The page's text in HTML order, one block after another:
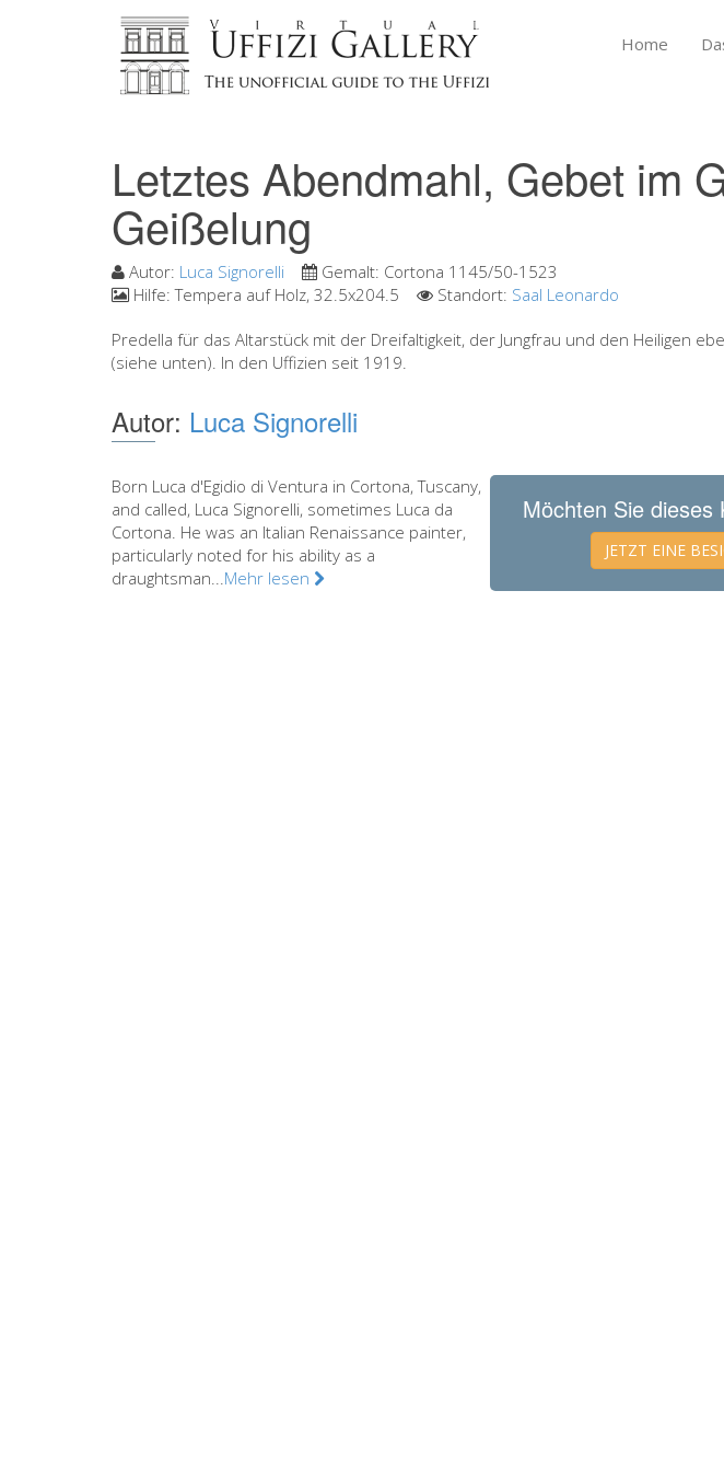
Home
Letztes Abendmahl, Gebet im
Geißelung
Autor: Luca Signorelli Gemalt: Cortona 1145/50-1523
Hilfe:Tempera auf Holz, 32.5x204.5 Standort: Saal Leonardo
Predella für das Altarstück mit der Dreifaltigkeit, der Jungfrau und den Heiligen
(siehe unten). In den Uffizien seit 1919.
Autor: Luca Signorelli
Möchten Sie dieses
JETZT EINE
Born Luca d'Egidio di Ventura in Cortona, Tuscany,
and called, Luca Signorelli, sometimes Luca da
Cortona. He was an Italian Renaissance painter,
particularly noted for his ability as a
draughtsman...Mehr lesen